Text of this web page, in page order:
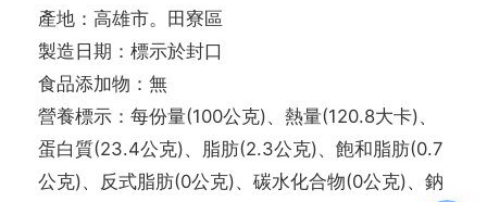
產地：高雄市。田寮區
製造日期：標示於封口
食品添加物：無
營養標示：每份量(100公克)、熱量(120.8大卡)、
蛋白質(23.4公克)、脂肪(2.3公克)、飽和脂肪(0.7
公克)、反式脂肪(0公克)、碳水化合物(0公克)、鈉